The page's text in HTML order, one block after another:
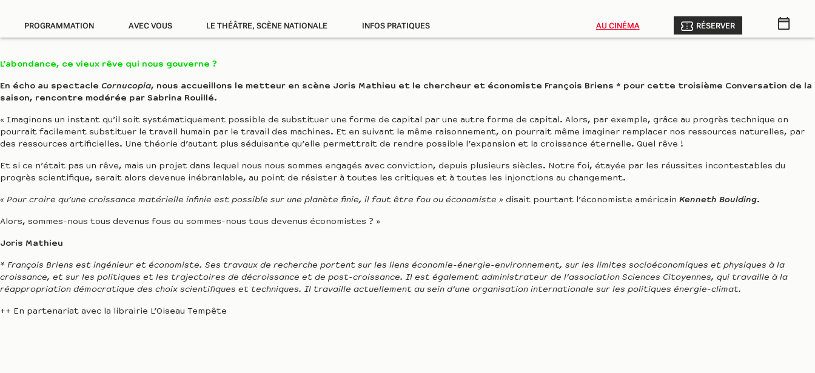
PROGRAMMATION AVEC VOUS LE THÉÂTRE, SCÈNE NATIONALE INFOS PRATIQUES AU CINÉMA RÉSERVER
L’abondance, ce vieux rêve qui nous gouverne ?
En écho au spectacle Cornucopia, nous accueillons le metteur en scène Joris Mathieu et le chercheur et économiste François Briens * pour cette troisième Conversation de la
saison, rencontre modérée par Sabrina Rouillé.
« Imaginons un instant qu’il soit systématiquement possible de substituer une forme de capital par une autre forme de capital. Alors, par exemple, grâce au progrès technique on
pourrait facilement substituer le travail humain par le travail des machines. Et en suivant le même raisonnement, on pourrait même imaginer remplacer nos ressources naturelles, par
des ressources artificielles. Une théorie d’autant plus séduisante qu’elle permettrait de rendre possible l’expansion et la croissance éternelle. Quel rêve !
Et si ce n’était pas un rêve, mais un projet dans lequel nous nous sommes engagés avec conviction, depuis plusieurs siècles. Notre foi, étayée par les réussites incontestables du
progrès scientifique, serait alors devenue inébranlable, au point de résister à toutes les critiques et à toutes les injonctions au changement.
« Pour croire qu’une croissance matérielle infinie est possible sur une planète finie, il faut être fou ou économiste » disait pourtant l’économiste américain Kenneth Boulding.
Alors, sommes-nous tous devenus fous ou sommes-nous tous devenus économistes ? »
Joris Mathieu
* François Briens est ingénieur et économiste. Ses travaux de recherche portent sur les liens économie-énergie-environnement, sur les limites socioéconomiques et physiques à la
croissance, et sur les politiques et les trajectoires de décroissance et de post-croissance. Il est également administrateur de l’association Sciences Citoyennes, qui travaille à la
réappropriation démocratique des choix scientifiques et techniques. Il travaille actuellement au sein d’une organisation internationale sur les politiques énergie-climat.
++ En partenariat avec la librairie L’Oiseau Tempête